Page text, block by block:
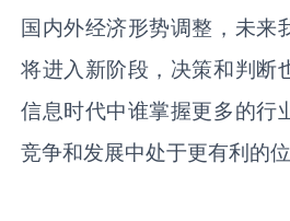
国内外经济形势调整，未来
将进入新阶段，决策和判断
信息时代中谁掌握更多的行
竞争和发展中处于更有利的位